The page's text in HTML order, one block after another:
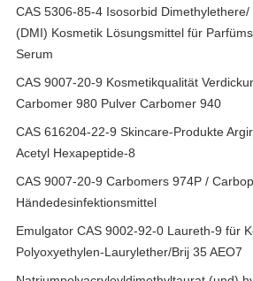
CAS 5306-85-4 Isosorbid
(DMI) Kosmetik Lösungsmittel für
Serum
CAS 9007-20-9 Kosmetikqualität
Carbomer 980 Pulver Carbomer 940
CAS 616204-22-9 Skincare-Produkte
Acetyl Hexapeptide-8
CAS 9007-20-9 Carbomers 974P /
Händedesinfektionsmittel
Emulgator CAS 9002-92-0 Laureth-9 für
Polyoxyethylen-Laurylether/Brij 35 AEO7